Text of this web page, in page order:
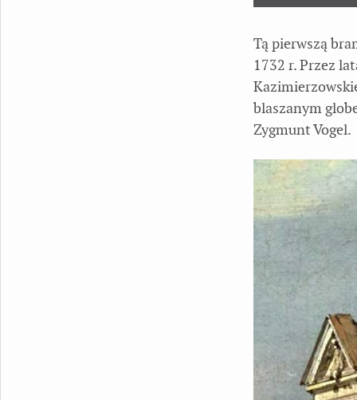
Tą pierwszą
1732 r. Przez
blaszanym
Zygmunt Vogel.